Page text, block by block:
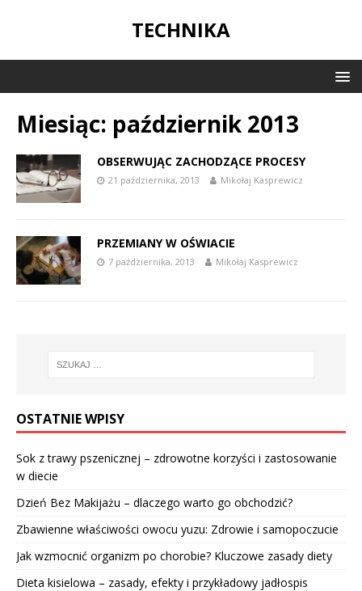
TECHNIKA
Miesiąc: październik 2013
OBSERWUJĄC ZACHODZĄCE PROCESY
21 października, 2013 Mikołaj Kasprewicz
PRZEMIANY W OŚWIACIE
7 października, 2013 Mikołaj Kasprewicz
OSTATNIE WPISY
Sok z trawy pszenicznej – zdrowotne korzyści i zastosowanie
w diecie
Dzień Bez Makijażu – dlaczego warto go obchodzić?
Zbawienne właściwości owocu yuzu: Zdrowie i samopoczucie
Jak wzmocnić organizm po chorobie? Kluczowe zasady diety
Dieta kisielowa – zasady, efekty i przykładowy jadłospis